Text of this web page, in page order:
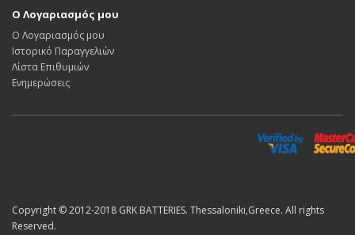
Ο Λογαριασμός μου
Ο Λογαριασμός μου
Ιστορικό Παραγγελιών
Λίστα Επιθυμιών
Ενημερώσεις
Copyright © 2012-2018 GRK BATTERIES. Thessaloniki,Greece. All rights
Reserved.